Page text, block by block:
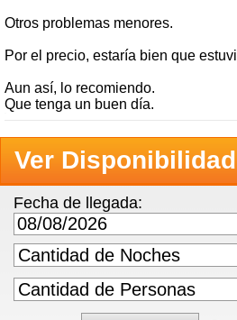
Otros problemas menores.
Por el precio, estaría bien que
Aun así, lo recomiendo.
Que tenga un buen día.
Ver Disponibilidad
Fecha de llegada: